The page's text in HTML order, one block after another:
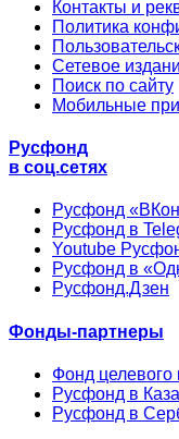
Контакты и
Политика
Сетевое
Поиск по сайту
Мобильные
Русфонд
в соц.сетях
Русфонд
Русфонд в
Youtube
Русфонд в
Русфонд.Дзен
Фонды-партнеры
Фонд целевого
Русфонд в
Русфонд в